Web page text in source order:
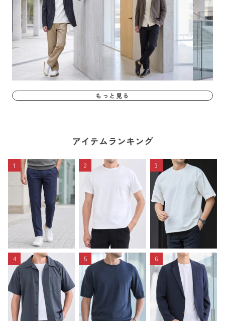
もっと見る
アイテムランキング
1 2 3
4 5 6